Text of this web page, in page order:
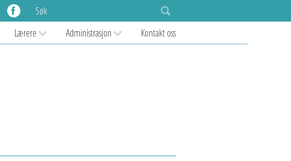
Lærere Administrasjon Kontakt oss
Søk